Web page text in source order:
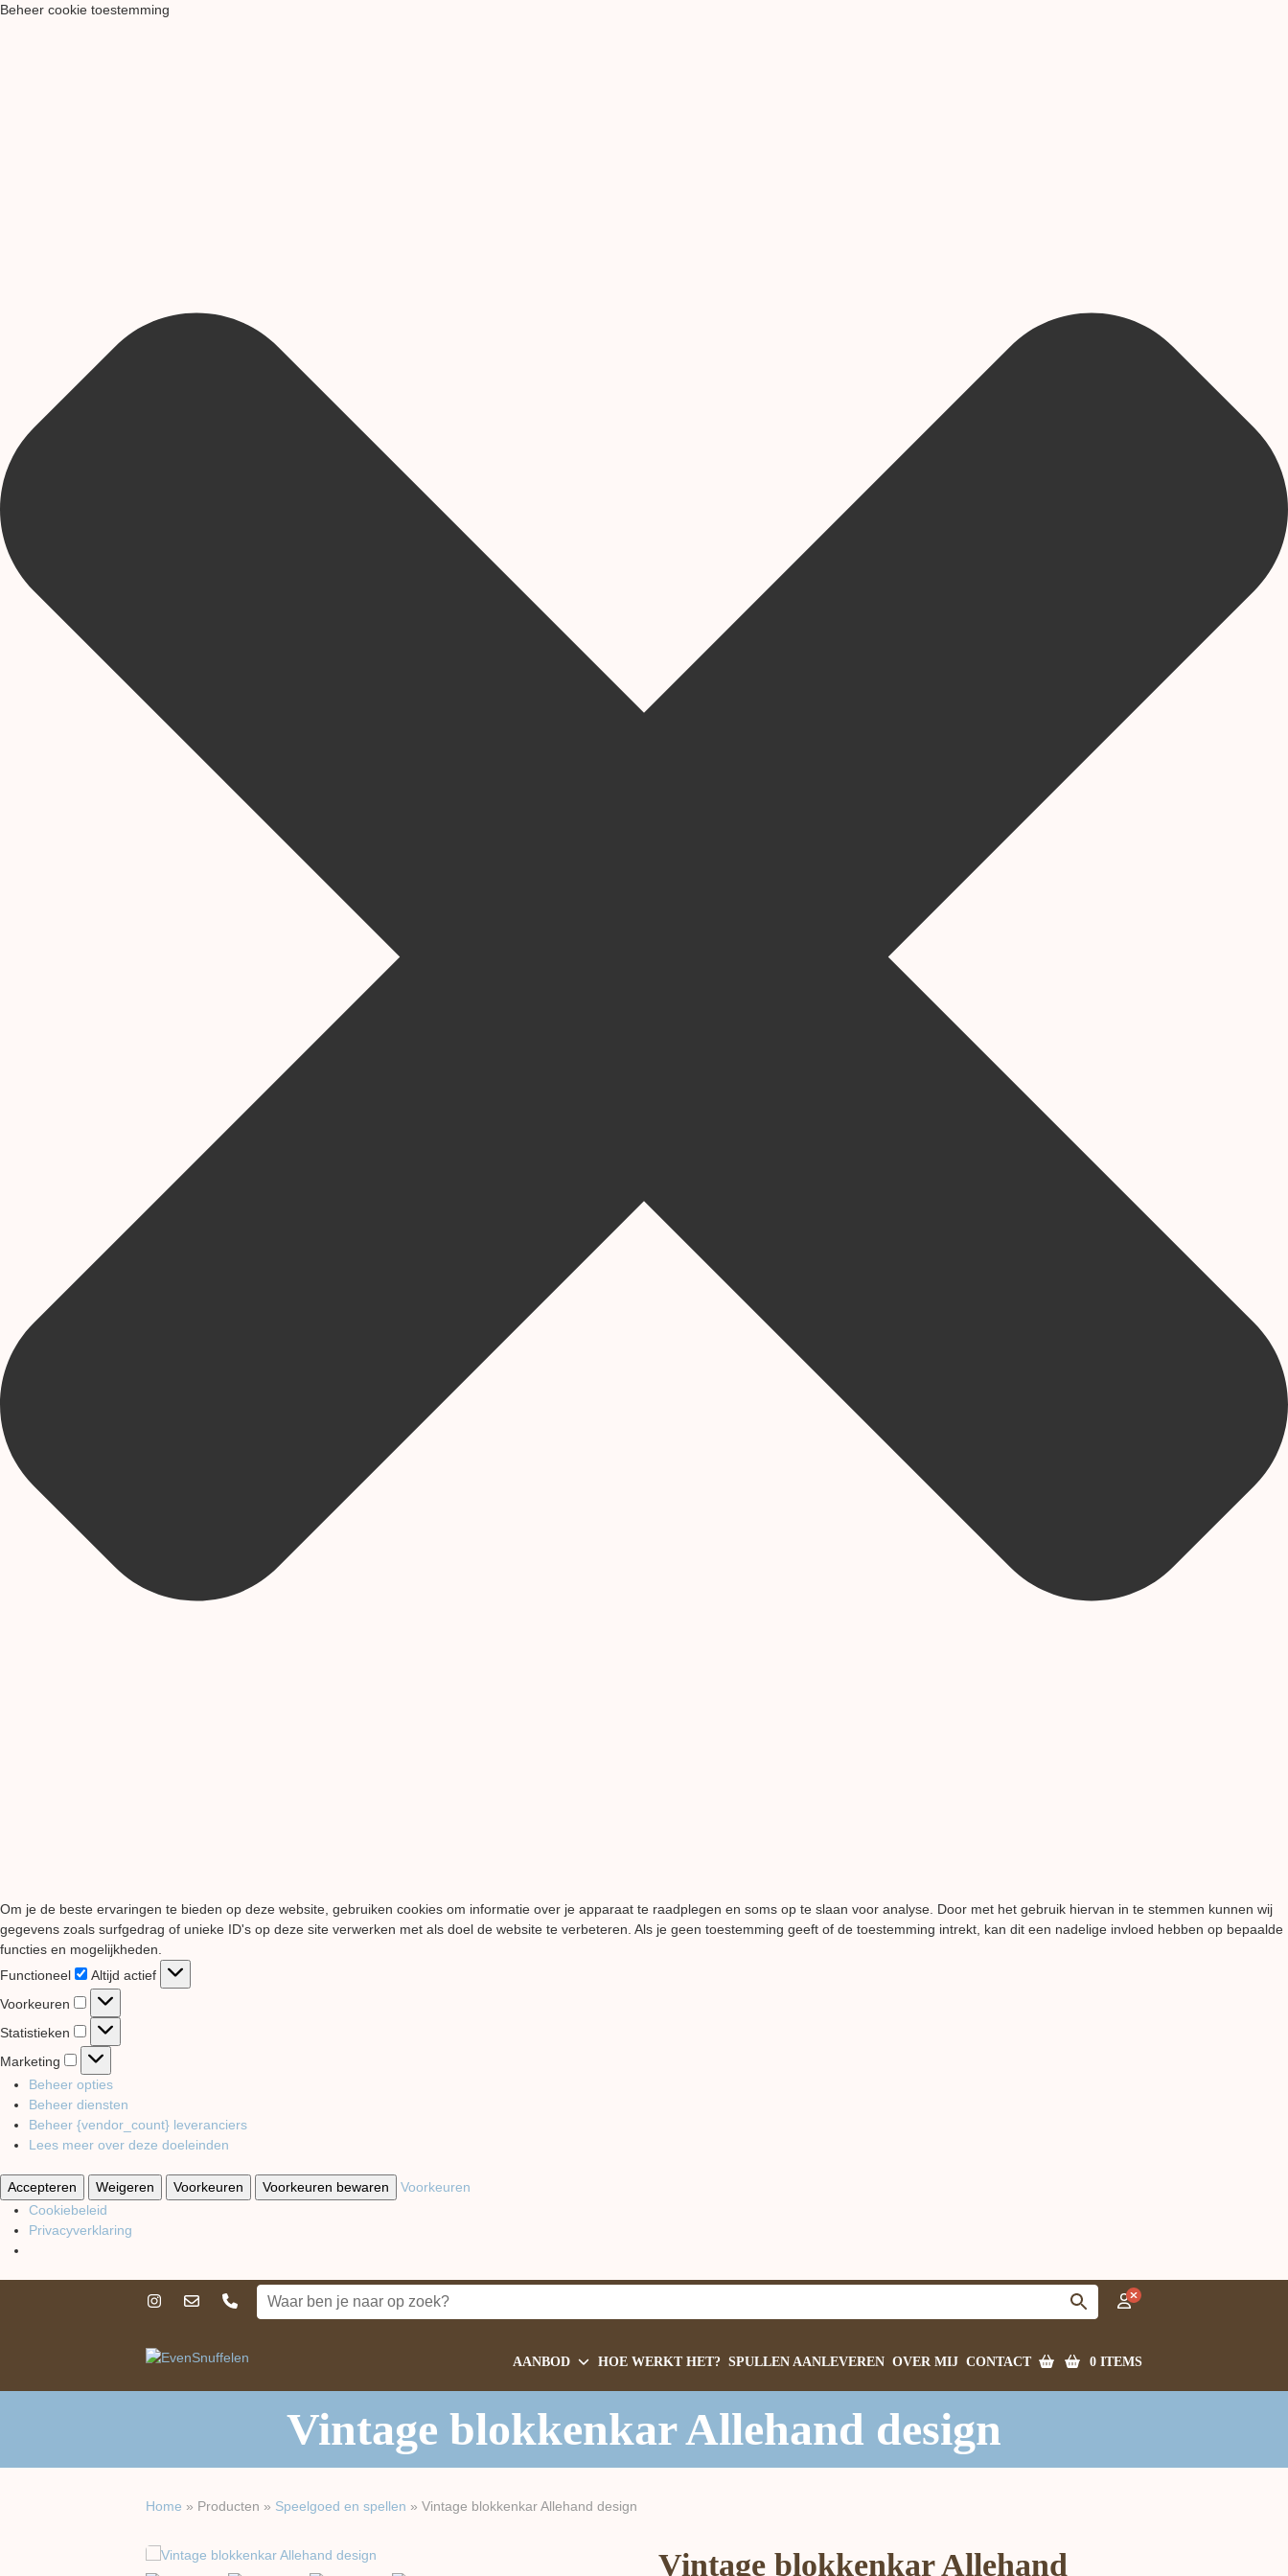
Beheer cookie toestemming
Om je de beste ervaringen te bieden op deze website, gebruiken cookies om informatie over je apparaat te raadplegen en soms op te slaan voor analyse. Door met het gebruik hiervan in te stemmen kunnen wij
gegevens zoals surfgedrag of unieke ID's op deze site verwerken met als doel de website te verbeteren. Als je geen toestemming geeft of de toestemming intrekt, kan dit een nadelige invloed hebben op bepaalde
functies en mogelijkheden.
Functioneel
Functioneel
Altijd actief
Voorkeuren
Voorkeuren
Statistieken Statistieken
Marketing
Marketing
Beheer opties
Beheer diensten
Beheer {vendor_count} leveranciers
Lees meer over deze doeleinden
Accepteren Weigeren Voorkeuren Voorkeuren bewaren
Voorkeuren
Cookiebeleid
Privacyverklaring
AANBOD HOE WERKT HET? SPULLEN AANLEVEREN OVER MIJ CONTACT 0 ITEMS
Vintage blokkenkar Allehand design
Home » Producten » Speelgoed en spellen » Vintage blokkenkar Allehand design
Vintage blokkenkar Allehand